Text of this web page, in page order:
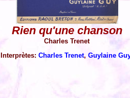
Rien qu'une chanson
Charles Trenet
Interprètes:Charles Trenet,Guylaine